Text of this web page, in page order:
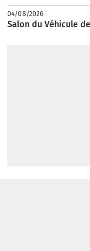
04/08/2026
Salon du Véhicule